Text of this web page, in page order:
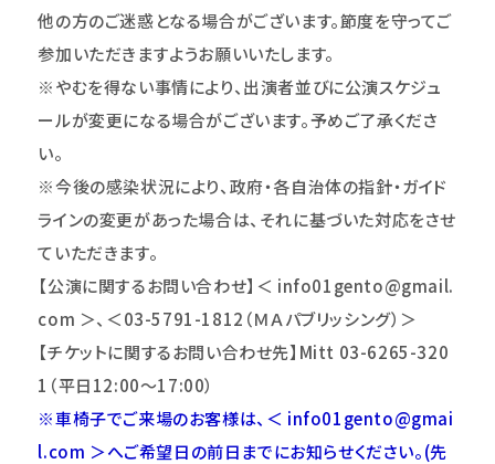
他の方のご迷惑となる場合がございます。節度を守ってご
参加いただきますようお願いいたします。
※やむを得ない事情により、出演者並びに公演スケジュ
ールが変更になる場合がございます。予めご了承くださ
い。
※今後の感染状況により、政府・各自治体の指針・ガイド
ラインの変更があった場合は、それに基づいた対応をさせ
ていただきます。
【公演に関するお問い合わせ】＜ info01gento@gmail.
com ＞、＜03-5791-1812（ＭＡパブリッシング）＞
【チケットに関するお問い合わせ先】Mitt 03-6265-320
1（平日12:00〜17:00）
※車椅子でご来場のお客様は、＜ info01gento@gmai
l.com ＞へご希望日の前日までにお知らせください。(先